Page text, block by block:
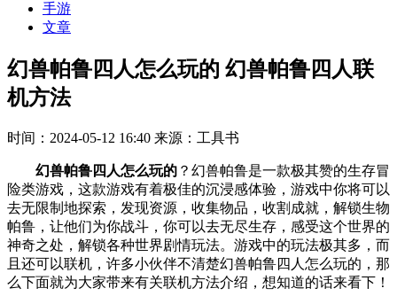
手游
文章
幻兽帕鲁四人怎么玩的 幻兽帕鲁四人联
机方法
时间：2024-05-12 16:40 来源：工具书
幻兽帕鲁四人怎么玩的 ？幻兽帕鲁是一款极其赞的生存冒
险类游戏，这款游戏有着极佳的沉浸感体验，游戏中你将可以
去无限制地探索，发现资源，收集物品，收割成就，解锁生物
帕鲁，让他们为你战斗，你可以去无尽生存，感受这个世界的
神奇之处，解锁各种世界剧情玩法。游戏中的玩法极其多，而
且还可以联机，许多小伙伴不清楚幻兽帕鲁四人怎么玩的，那
么下面就为大家带来有关联机方法介绍，想知道的话来看下！